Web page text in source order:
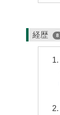
経歴 8